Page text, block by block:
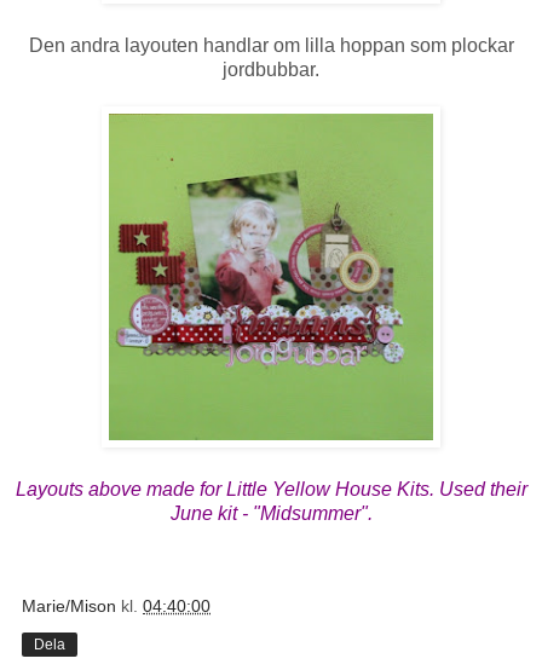
Den andra layouten handlar om lilla hoppan som plockar
jordbubbar.
Layouts above made for Little Yellow House Kits. Used their
June kit - "Midsummer".
Marie/Mison kl. 04:40:00
Dela